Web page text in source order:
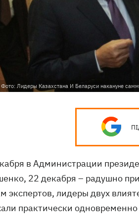
Фото: Лидеры Казахстана И Беларуси накануне
в Администрации
22 декабря – радушно
экспертов, лидеры двух
практически